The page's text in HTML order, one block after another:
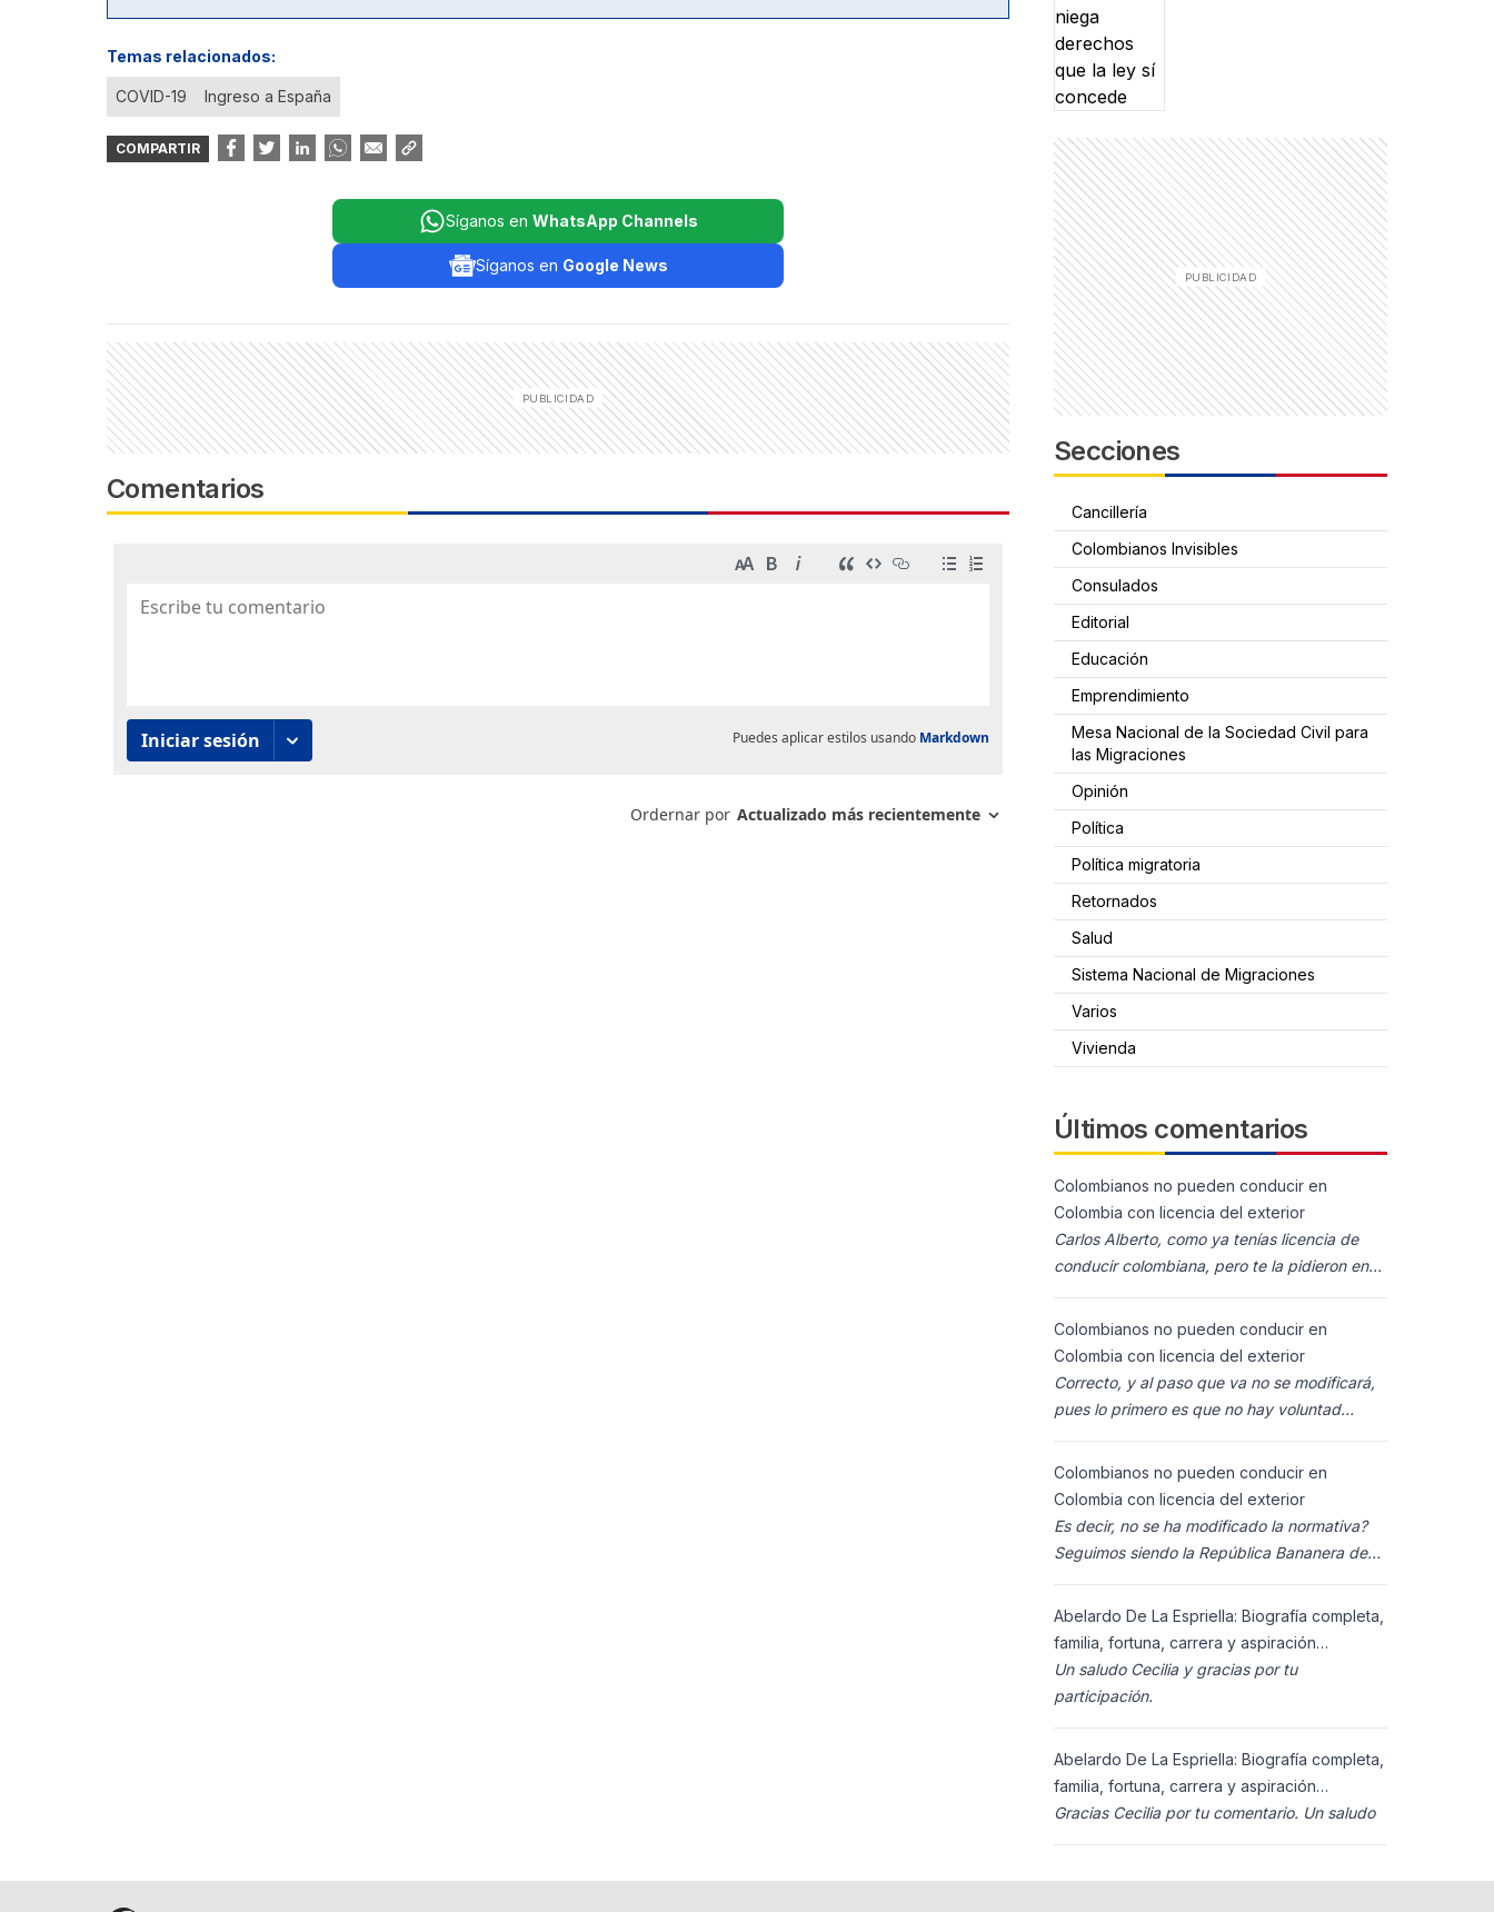
Temas relacionados:
COVID-19 Ingreso a España
COMPARTIR
Síganos en WhatsApp Channels
Síganos en Google News
Comentarios
Secciones
Cancillería
Colombianos Invisibles
Consulados
Editorial
Educación
Emprendimiento
Mesa Nacional de la Sociedad Civil para
las Migraciones
Opinión
Política
Política migratoria
Retornados
Salud
Sistema Nacional de Migraciones
Varios
Vivienda
Últimos comentarios
Colombianos no pueden conducir en
Colombia con licencia del exterior
Carlos Alberto, como ya tenías licencia de
conducir colombiana, pero te la pidieron en
Colombia (s
Colombianos no pueden conducir en
Colombia con licencia del exterior
Correcto, y al paso que va no se modificará,
pues lo primero es que no hay voluntad
ciudadanos n
Colombianos no pueden conducir en
Colombia con licencia del exterior
Es decir, no se ha modificado la normativa?
Seguimos siendo la República Bananera de
Abelardo De La Espriella: Biografía completa,
familia, fortuna, carrera y aspiración
presidencial 2026.
Un saludo Cecilia y gracias por tu
participación.
Abelardo De La Espriella: Biografía completa,
familia, fortuna, carrera y aspiración
presidencial 2026.
Gracias Cecilia por tu comentario. Un saludo